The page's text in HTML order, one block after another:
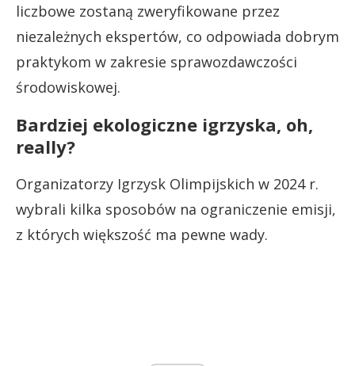
liczbowe zostaną zweryfikowane przez
niezależnych ekspertów, co odpowiada dobrym
praktykom w zakresie sprawozdawczości
środowiskowej.
Bardziej ekologiczne igrzyska, oh,
really?
Organizatorzy Igrzysk Olimpijskich w 2024 r.
wybrali kilka sposobów na ograniczenie emisji,
z których większość ma pewne wady.